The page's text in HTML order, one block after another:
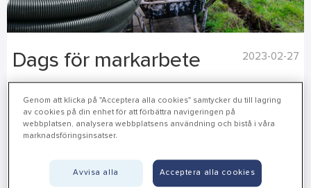
2023-02-27
Dags för markarbete
När tjälen släpper i backen är det dags att dra i gång vårens
markarbeten. Oavsett om det är markarbete för husbygge,
källarrenovering, avlopp eller dränering har vi produkterna som
Dränering
Genom att klicka på "Acceptera alla cookies" samtycker du till lagring
av cookies på din enhet för att förbättra navigeringen på
webbplatsen, analysera webbplatsens användning och bistå i våra
marknadsföringsinsatser.
Avvisa alla Acceptera alla cookies